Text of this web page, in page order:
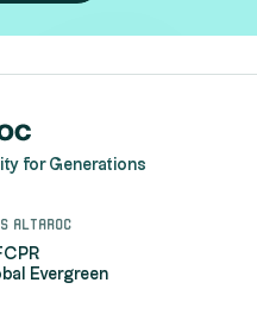
for Generations
Altaroc
Evergreen